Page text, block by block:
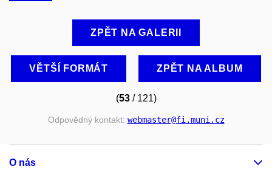
ZPĚT NA GALERII
VĚTŠÍ FORMÁT ZPĚT NA ALBUM
(53/ 121)
Odpovědný kontakt: webmaster@fi.muni.cz
O nás